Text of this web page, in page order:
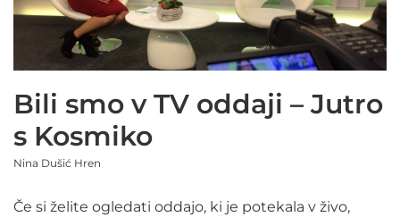
Bili smo v TV oddaji – Jutro
s Kosmiko
Nina Dušić Hren
Če si želite ogledati oddajo, ki je potekala v živo,